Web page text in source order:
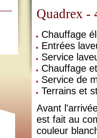
Quadrex -
Chauffage
Entrées
Service
Chauffage
Service de
Terrains et
Avant
est fait au
couleur